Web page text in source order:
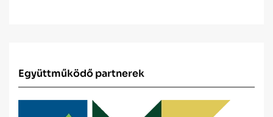
Együttműködő partnerek